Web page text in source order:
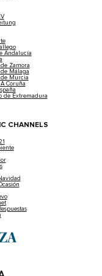
Andalucía
Zamora
de Málaga
de Murcia
Coruña
de Extremadura
CHANNELS